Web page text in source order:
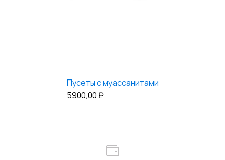
Пусеты с муассанитами
5900,00 ₽